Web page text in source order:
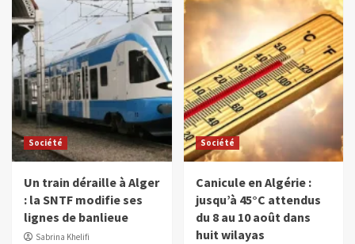
Société
Un train déraille à Alger
: la SNTF modifie ses
lignes de banlieue
Sabrina Khelifi
Société
Canicule en Algérie :
jusqu’à 45°C attendus
du 8 au 10 août dans
huit wilayas